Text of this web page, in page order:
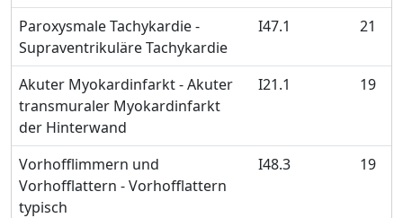
Paroxysmale Tachykardie -
Supraventrikuläre Tachykardie
I47.1 21
Akuter Myokardinfarkt - Akuter
transmuraler Myokardinfarkt
der Hinterwand
I21.1 19
Vorhofflimmern und
Vorhofflattern - Vorhofflattern
typisch
I48.3 19